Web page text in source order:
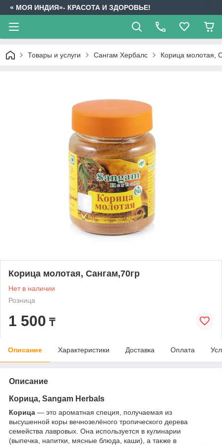
« МОЯ ИНДИЯ»- КРАСОТА И ЗДОРОВЬЕ!
Товары и услуги Сангам Хербалс Корица молотая,
Корица молотая, Сангам,70гр
Нет в наличии
Розница
1 500 ₸
Описание Характеристики Доставка Оплата
Описание
Корица, Sangam Herbals
Корица — это ароматная специя, получаемая из
высушенной коры вечнозелёного тропического дерева
семейства лавровых. Она используется в кулинарии
(выпечка, напитки, мясные блюда, каши), а также в